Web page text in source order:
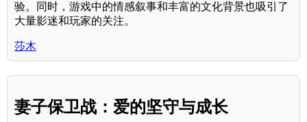
验。同时，游戏中的情感叙事和丰富的文化背景也吸引了
大量影迷和玩家的关注。
莎木
妻子保卫战：爱的坚守与成长